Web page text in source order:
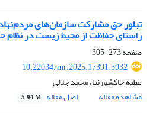
تبلور حق مشارکت سازمان‌های
راستای حفاظت از محیط زیست در نظام
صفحه273-305
10.22034/mr.2025.17391.5932
عطیه خاکشورنیا، محمد جلالی
مشاهده مقاله
اصل مقاله 5.94 M